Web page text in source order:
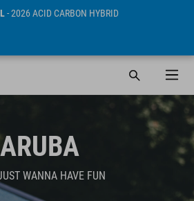
- 2026 ACID CARBON HYBRID
ARUBA
WANNA HAVE FUN